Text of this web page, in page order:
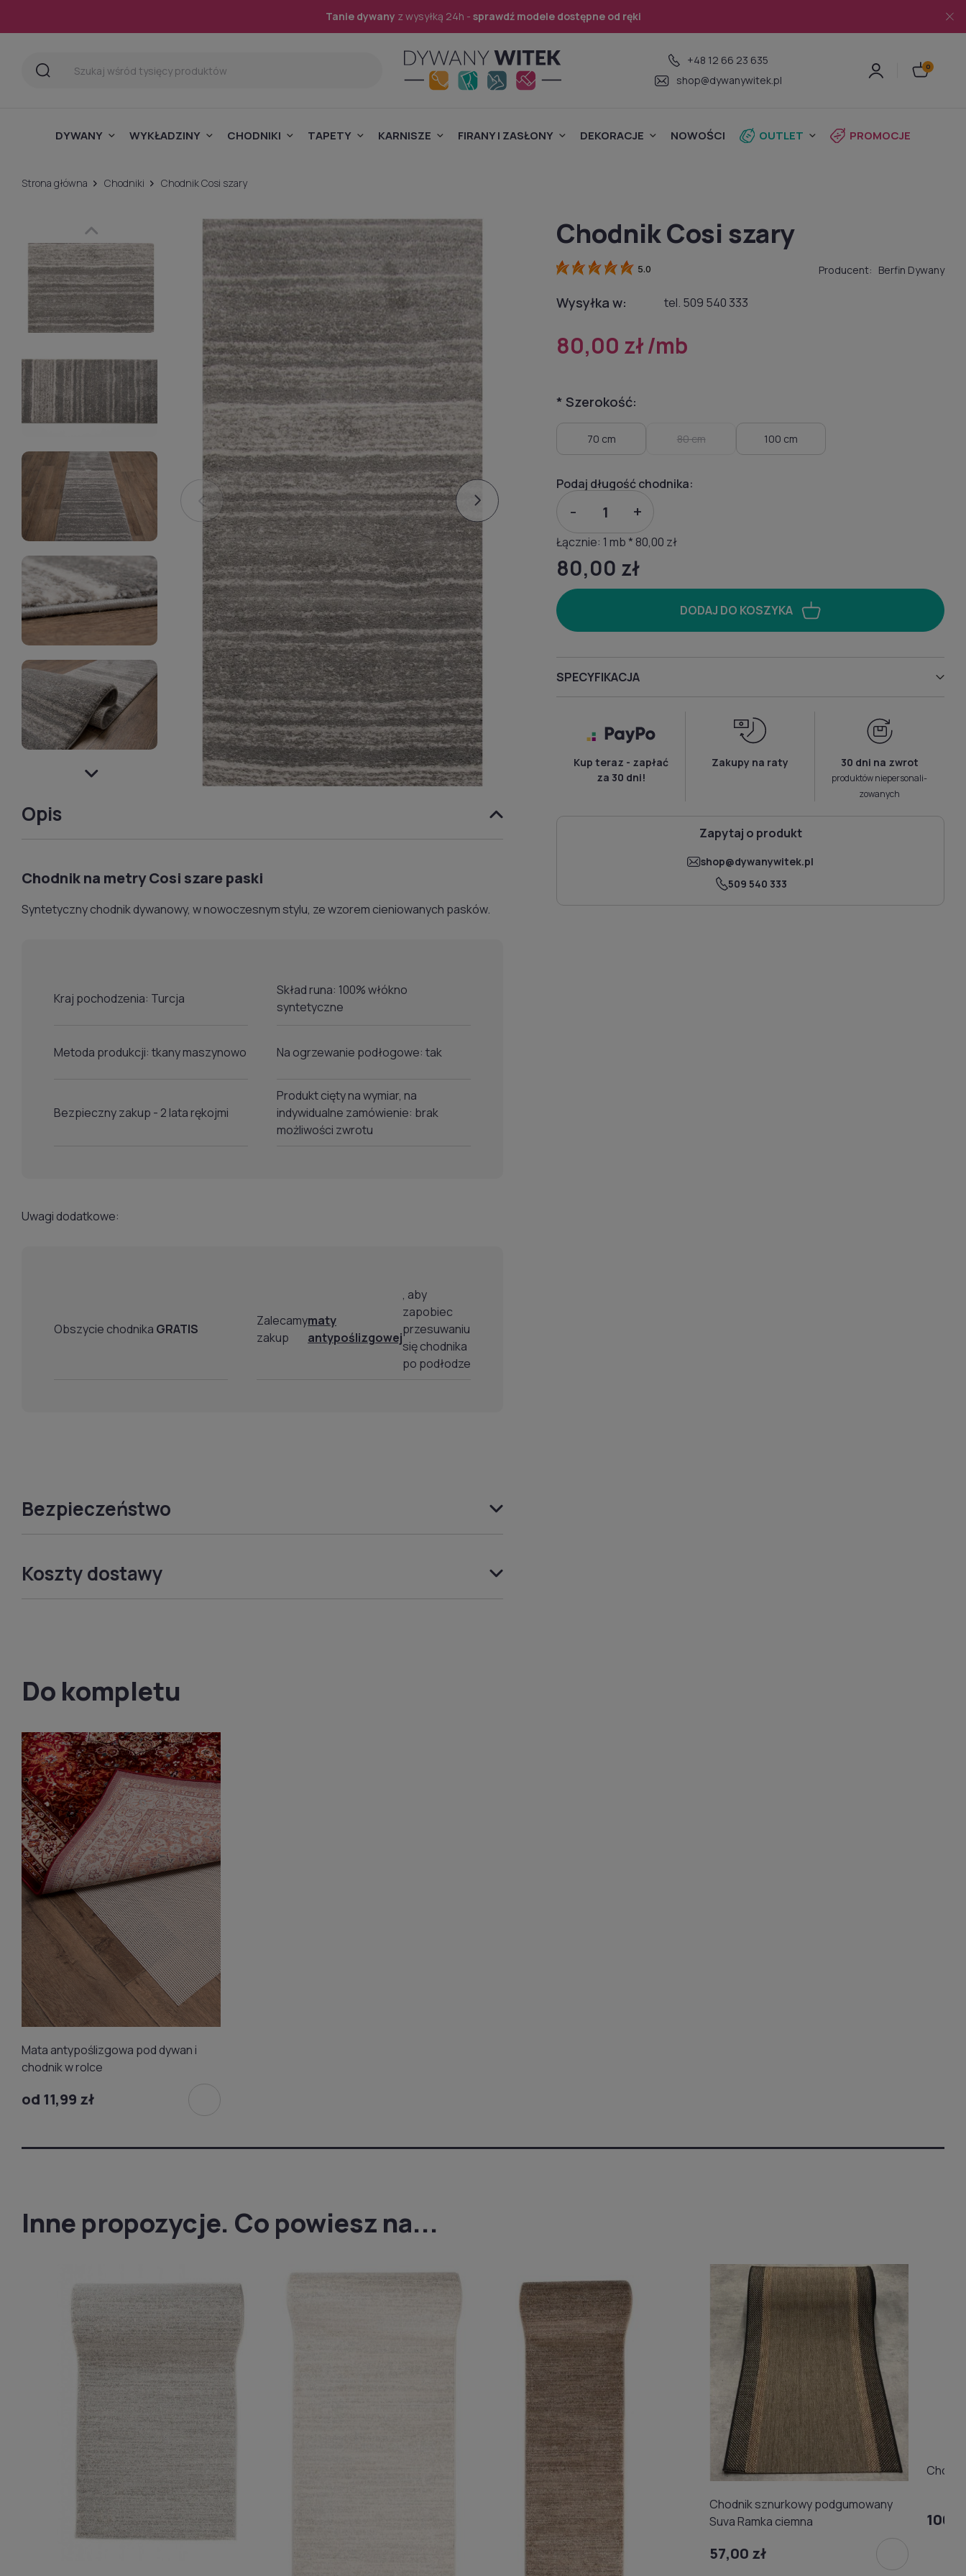
Tanie dywany z wysyłką 24h - sprawdź modele dostępne od ręki
+48 12 66 23 635
shop@dywanywitek.pl
DYWANY WYKŁADZINY CHODNIKI TAPETY KARNISZE FIRANY I ZASŁONY DEKORACJE NOWOŚCI OUTLET PROMOCJE
Strona główna Chodniki Chodnik Cosi szary
Opis
Chodnik na metry Cosi szare paski
Syntetyczny chodnik dywanowy, w nowoczesnym stylu, ze wzorem cieniowanych pasków.
Kraj pochodzenia: Turcja
Skład runa: 100% włókno
syntetyczne
Metoda produkcji: tkany maszynowo Na ogrzewanie podłogowe: tak
Bezpieczny zakup - 2 lata rękojmi
Produkt cięty na wymiar, na
indywidualne zamówienie: brak
możliwości zwrotu
Uwagi dodatkowe:
Obszycie chodnika GRATIS
Zalecamy
zakup
maty
antypoślizgowej
, aby
zapobiec
przesuwaniu
się chodnika
po podłodze
Bezpieczeństwo
Koszty dostawy
Chodnik Cosi szary
5.0 Producent: Berfin Dywany
80,00 zł/mb
Wysyłka w: tel. 509 540 333
* Szerokość:
70 cm 80 cm 100 cm
Podaj długość chodnika:
- +
Łącznie: 1 mb * 80,00 zł
80,00 zł
DODAJ DO KOSZYKA
SPECYFIKACJA
Kup teraz - zapłać
za 30 dni!
Zakupy na raty 30 dni na zwrot
produktów niepersonali­
zowanych
Zapytaj o produkt
shop@dywanywitek.pl
509 540 333
Do kompletu
Mata antypoślizgowa pod dywan i
chodnik w rolce
od 11,99 zł
Inne propozycje. Co powiesz na...
Chodnik sznurkowy podgumowany
Suva Ramka ciemna
57,00 zł